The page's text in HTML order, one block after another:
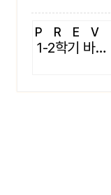
PREV
1-2학기 바디스킨케어